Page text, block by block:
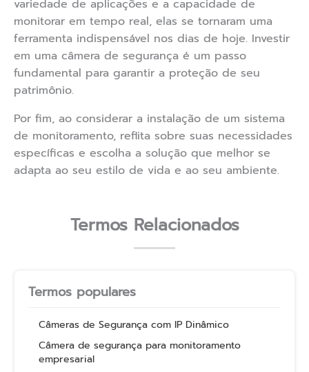
variedade de aplicações e a capacidade de
monitorar em tempo real, elas se tornaram uma
ferramenta indispensável nos dias de hoje. Investir
em uma câmera de segurança é um passo
fundamental para garantir a proteção de seu
patrimônio.
Por fim, ao considerar a instalação de um sistema
de monitoramento, reflita sobre suas necessidades
específicas e escolha a solução que melhor se
adapta ao seu estilo de vida e ao seu ambiente.
Termos Relacionados
Termos populares
Câmeras de Segurança com IP Dinâmico
Câmera de segurança para monitoramento
empresarial